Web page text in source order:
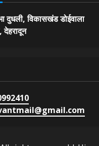
दुधली, विकासखंड डोईवाला
देहरादून